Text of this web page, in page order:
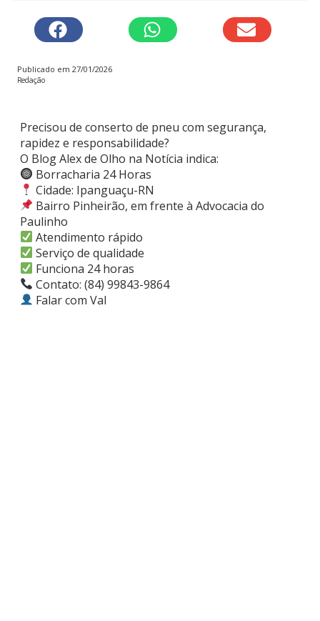
Publicado em 27/01/2026
Redação
Precisou de conserto de pneu com segurança,
rapidez e responsabilidade?
O Blog Alex de Olho na Notícia indica:
Borracharia 24 Horas
Cidade: Ipanguaçu-RN
Bairro Pinheirão, em frente à Advocacia do
Paulinho
Atendimento rápido
Serviço de qualidade
Funciona 24 horas
Contato: (84) 99843-9864
Falar com Val